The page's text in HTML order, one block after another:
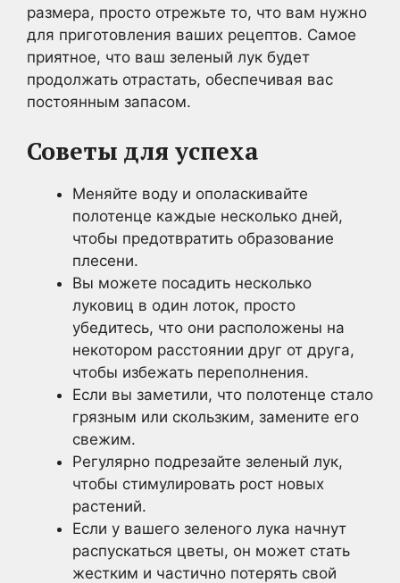
размера, просто отрежьте то, что вам нужно
для приготовления ваших рецептов. Самое
приятное, что ваш зеленый лук будет
продолжать отрастать, обеспечивая вас
постоянным запасом.
Советы для успеха
Меняйте воду и ополаскивайте
полотенце каждые несколько дней,
чтобы предотвратить образование
плесени.
Вы можете посадить несколько
луковиц в один лоток, просто
убедитесь, что они расположены на
некотором расстоянии друг от друга,
чтобы избежать переполнения.
Если вы заметили, что полотенце стало
грязным или скользким, замените его
свежим.
Регулярно подрезайте зеленый лук,
чтобы стимулировать рост новых
растений.
Если у вашего зеленого лука начнут
распускаться цветы, он может стать
жестким и частично потерять свой